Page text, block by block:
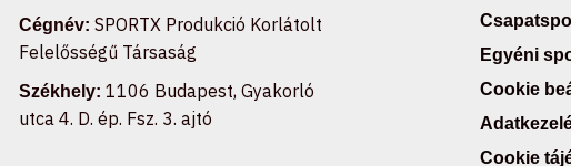
Cégnév: SPORTX Produkció Korlátolt
Felelősségű Társaság
Székhely: 1106 Budapest, Gyakorló
utca 4. D. ép. Fsz. 3. ajtó
Egyéni
Cookie
Cookie